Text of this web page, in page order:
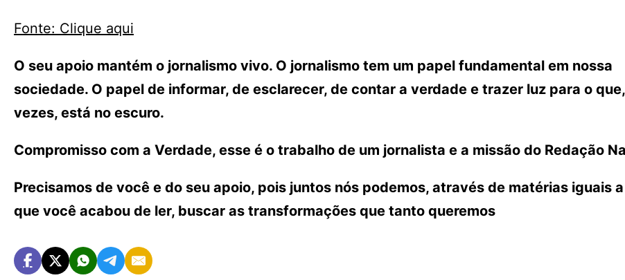
Fonte: Clique aqui
O seu apoio mantém o jornalismo vivo. O jornalismo tem um papel fundamental em nossa
sociedade. O papel de informar, de esclarecer, de contar a verdade e trazer luz para o
vezes, está no escuro.
Compromisso com a Verdade, esse é o trabalho de um jornalista e a missão do Redação
Precisamos de você e do seu apoio, pois juntos nós podemos, através de matérias iguais
que você acabou de ler, buscar as transformações que tanto queremos